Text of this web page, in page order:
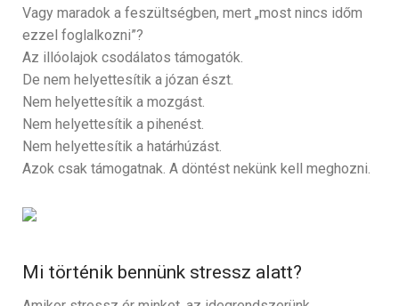
Vagy maradok a feszültségben, mert „most nincs időm
ezzel foglalkozni”?
Az illóolajok csodálatos támogatók.
De nem helyettesítik a józan észt.
Nem helyettesítik a mozgást.
Nem helyettesítik a pihenést.
Nem helyettesítik a határhúzást.
Azok csak támogatnak. A döntést nekünk kell meghozni.
Mi történik bennünk stressz alatt?